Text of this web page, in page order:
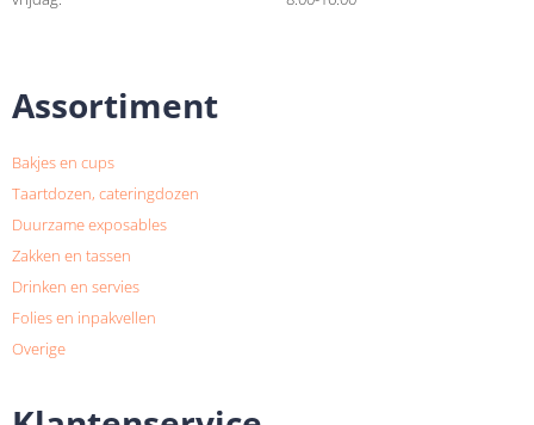
Assortiment
Bakjes en cups
Taartdozen, cateringdozen
Duurzame exposables
Zakken en tassen
Drinken en servies
Folies en inpakvellen
Overige